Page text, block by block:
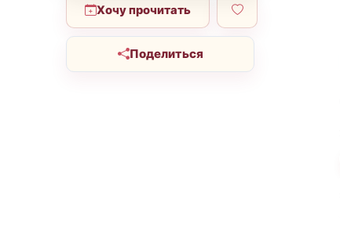
Хочу прочитать
Поделиться